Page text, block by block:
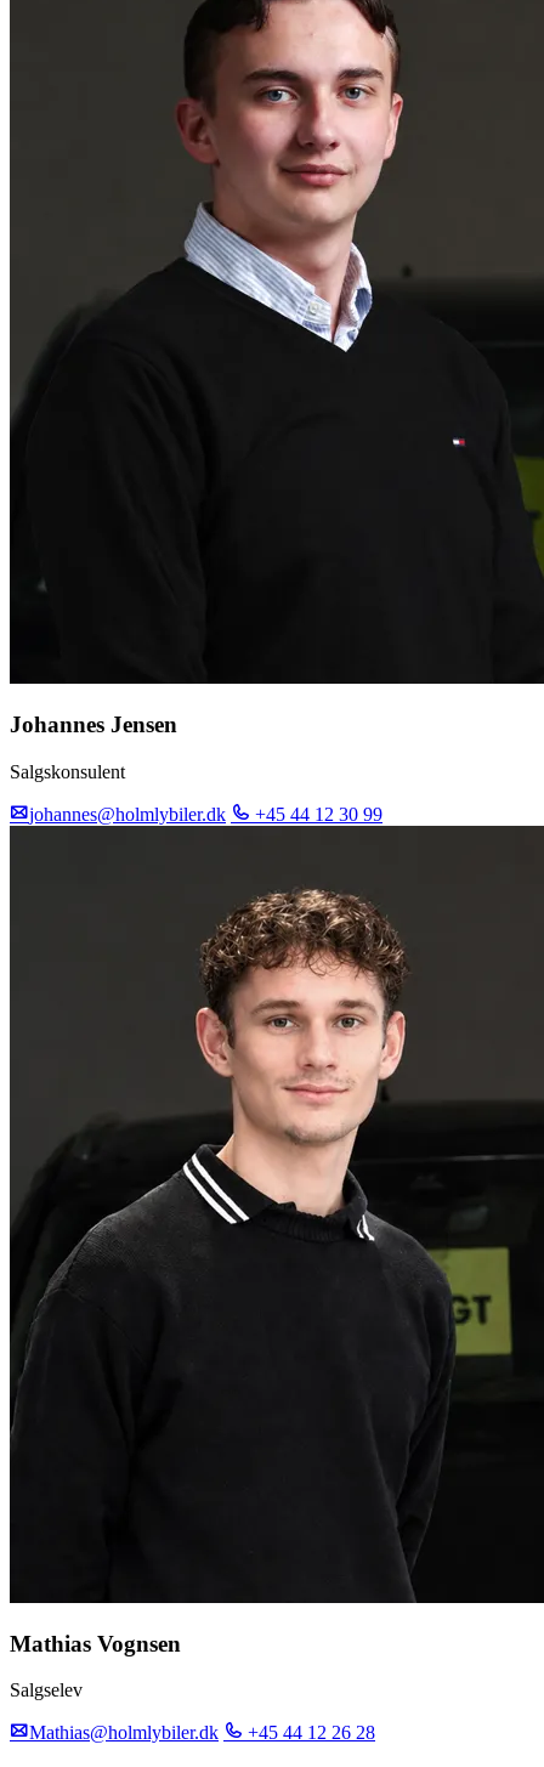
Johannes Jensen
Salgskonsulent
johannes@holmlybiler.dk +45 44 12 30 99
Mathias Vognsen
Salgselev
Mathias@holmlybiler.dk +45 44 12 26 28